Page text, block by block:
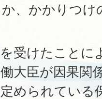
、かかりつけ
受けたことに
大臣が因果関
められている